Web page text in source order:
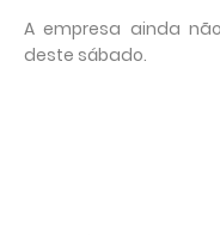
A empresa ainda
deste sábado.